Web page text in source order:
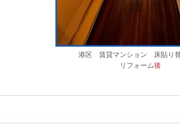
港区 賃貸マンション 床貼り
リフォーム後